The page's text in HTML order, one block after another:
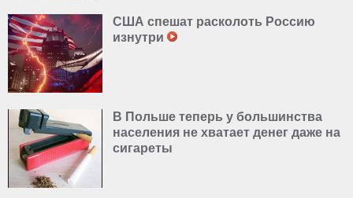
США спешат расколоть Россию
изнутри
В Польше теперь у большинства
населения не хватает денег даже на
сигареты